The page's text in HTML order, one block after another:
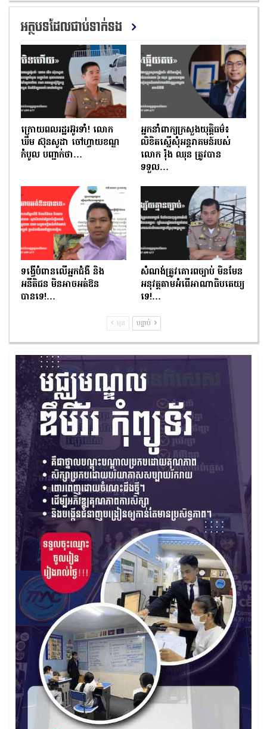
អត្ថបទដែលជាប់ទាក់ទង
ក្រោយពលរដ្ឋរអ៊ូរទាំ! លោក
ឃឹម ស៊ុនសូដា ចៅហ្វាយខណ្ឌ
កំបូល បញ្ជាក់ថា…
អ្នកនាំពាក្យក្រសួងយុត្តិធម៌៖
លិខិតស្នើសុំអន្តរាគមន៍របស់
លោក រ៉ុង ឈុន ត្រូវបាន
ទទួល…
ទង្វើបំពានលើអ្នកជំងឺ និង
អនីតិជន មិនអាចអត់ឱន
បានទេ!…
សំណង់ត្រូវគោរពច្បាប់ មិនមែន
អនុវត្តតាមអំពើអាណាធិបតេយ្យ
ទេ!…
មុន បន្ទាប់